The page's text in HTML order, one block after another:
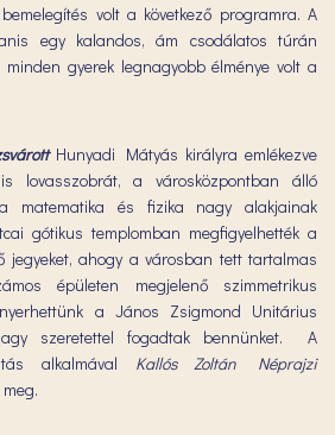
volt a következő programra. A
egy kalandos, ám csodálatos túrán
gyerek legnagyobb élménye volt a
Hunyadi Mátyás királyra emlékezve
lovasszobrát, a városközpontban álló
matematika és fizika nagy alakjainak
gótikus templomban megfigyelhették a
jegyeket, ahogy a városban tett tartalmas
épületen megjelenő szimmetrikus
a János Zsigmond Unitárius
szeretettel fogadtak bennünket. A
alkalmával Kallós Zoltán Néprajzi